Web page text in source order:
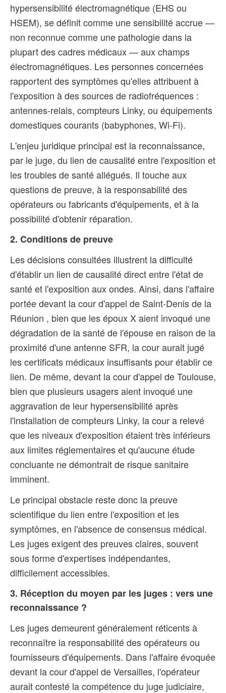
hypersensibilité électromagnétique (EHS ou
HSEM), se définit comme une sensibilité accrue —
non reconnue comme une pathologie dans la
plupart des cadres médicaux — aux champs
électromagnétiques. Les personnes concernées
rapportent des symptômes qu'elles attribuent à
l'exposition à des sources de radiofréquences :
antennes-relais, compteurs Linky, ou équipements
domestiques courants (babyphones, Wi-Fi).
L'enjeu juridique principal est la reconnaissance,
par le juge, du lien de causalité entre l'exposition et
les troubles de santé allégués. Il touche aux
questions de preuve, à la responsabilité des
opérateurs ou fabricants d'équipements, et à la
possibilité d'obtenir réparation.
2. Conditions de preuve
Les décisions consultées illustrent la difficulté
d'établir un lien de causalité direct entre l'état de
santé et l'exposition aux ondes. Ainsi, dans l'affaire
portée devant la cour d'appel de Saint-Denis de la
Réunion , bien que les époux X aient invoqué une
dégradation de la santé de l'épouse en raison de la
proximité d'une antenne SFR, la cour aurait jugé
les certificats médicaux insuffisants pour établir ce
lien. De même, devant la cour d'appel de Toulouse,
bien que plusieurs usagers aient invoqué une
aggravation de leur hypersensibilité après
l'installation de compteurs Linky, la cour a relevé
que les niveaux d'exposition étaient très inférieurs
aux limites réglementaires et qu'aucune étude
concluante ne démontrait de risque sanitaire
imminent.
Le principal obstacle reste donc la preuve
scientifique du lien entre l'exposition et les
symptômes, en l'absence de consensus médical.
Les juges exigent des preuves claires, souvent
sous forme d'expertises indépendantes,
difficilement accessibles.
3. Réception du moyen par les juges : vers une
reconnaissance ?
Les juges demeurent généralement réticents à
reconnaître la responsabilité des opérateurs ou
fournisseurs d'équipements. Dans l'affaire évoquée
devant la cour d'appel de Versailles, l'opérateur
aurait contesté la compétence du juge judiciaire,